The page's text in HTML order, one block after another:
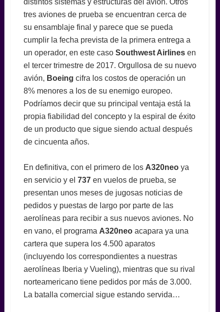
tres aviones de prueba se encuentran cerca de
su ensamblaje final y parece que se pueda
cumplir la fecha prevista de la primera entrega a
un operador, en este caso Southwest Airlinesen
el tercer trimestre de 2017. Orgullosa de su nuevo
avión, Boeing cifra los costos de operación un
8% menores a los de su enemigo europeo.
Podríamos decir que su principal ventaja está la
propia fiabilidad del concepto y la espiral de éxito
de un producto que sigue siendo actual después
de cincuenta años.
En definitiva, con el primero de los A320neoya
en servicio y el 737en vuelos de prueba, se
presentan unos meses de jugosas noticias de
pedidos y puestas de largo por parte de las
aerolíneas para recibir a sus nuevos aviones. No
en vano, el programa A320neoacapara ya una
cartera que supera los 4.500 aparatos
(incluyendo los correspondientes a nuestras
aerolíneas Iberia y Vueling), mientras que su rival
norteamericano tiene pedidos por más de 3.000.
La batalla comercial sigue estando servida…